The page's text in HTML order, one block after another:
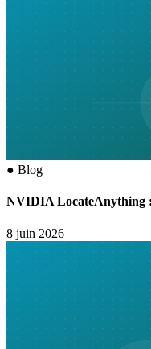
● Blog
NVIDIA LocateAnything
8 juin 2026